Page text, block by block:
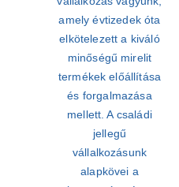
amely évtizedek óta
elkötelezett a kiváló
minőségű mirelit
termékek előállítása
és forgalmazása
mellett. A családi
jellegű
vállalkozásunk
alapkövei a